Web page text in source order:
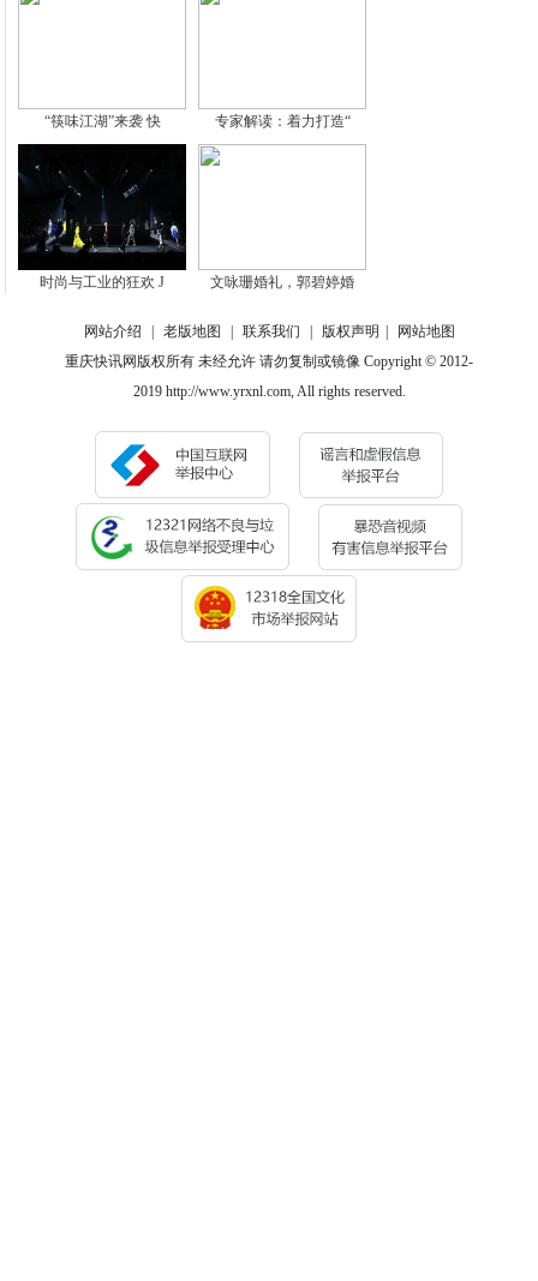
“筷味江湖”来袭 快 专家解读：着力打造“
时尚与工业的狂欢 J 文咏珊婚礼，郭碧婷婚
网站介绍 老版地图 联系我们 版权声明
网站地图
重庆快讯网版权所有 未经允许 请勿复制或镜像 Copyright © 2012-
2019 http://www.yrxnl.com, All rights reserved.